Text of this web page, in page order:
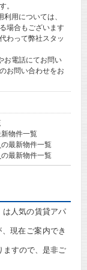
。
用については、
場合もございます
わって弊社スタッ
お電話にてお問い
お問い合わせをお
物件一覧
の最新物件一覧
の最新物件一覧
人気の賃貸アパ
現在ご案内でき
ますので、是非ご